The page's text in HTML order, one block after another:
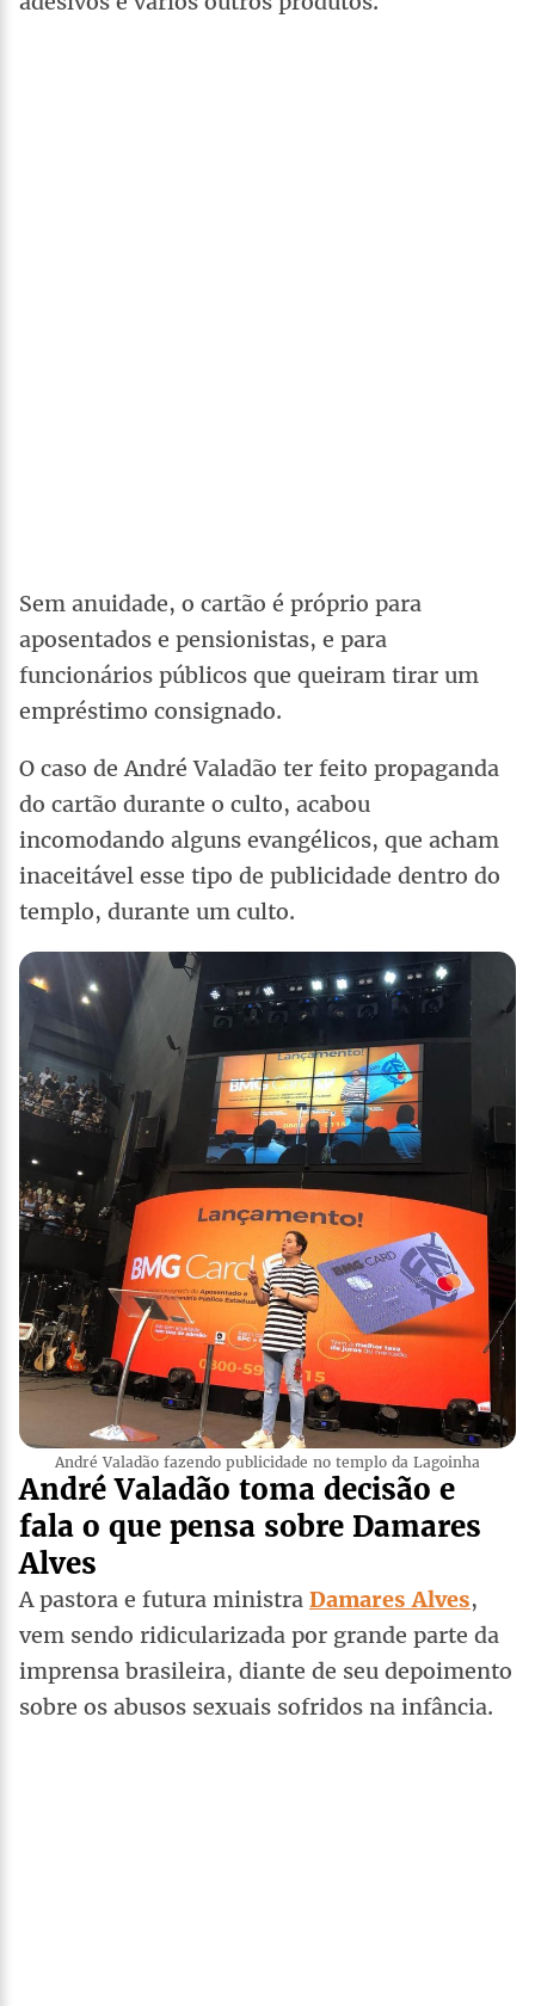
Sem anuidade, o cartão é próprio para
aposentados e pensionistas, e para
funcionários públicos que queiram tirar um
empréstimo consignado.
O caso de André Valadão ter feito propaganda
do cartão durante o culto, acabou
incomodando alguns evangélicos, que acham
inaceitável esse tipo de publicidade dentro do
templo, durante um culto.
André Valadão fazendo publicidade no templo da Lagoinha
André Valadão toma decisão e
fala o que pensa sobre Damares
Alves
A pastora e futura ministra Damares Alves,
vem sendo ridicularizada por grande parte da
imprensa brasileira, diante de seu depoimento
sobre os abusos sexuais sofridos na infância.